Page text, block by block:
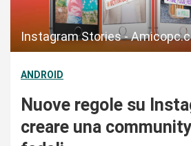
Instagram Stories -
ANDROID
Nuove regole su
creare una